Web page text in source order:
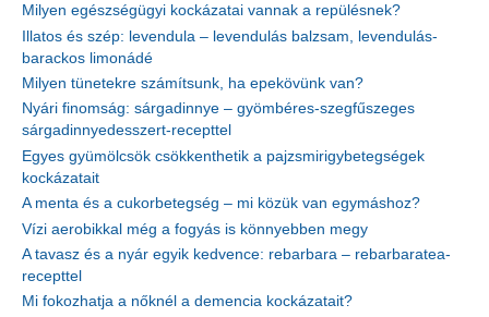
Milyen egészségügyi kockázatai vannak a repülésnek?
Illatos és szép: levendula – levendulás balzsam, levendulás-
barackos limonádé
Milyen tünetekre számítsunk, ha epekövünk van?
Nyári finomság: sárgadinnye – gyömbéres-szegfűszeges
sárgadinnyedesszert-recepttel
Egyes gyümölcsök csökkenthetik a pajzsmirigybetegségek
kockázatait
A menta és a cukorbetegség – mi közük van egymáshoz?
Vízi aerobikkal még a fogyás is könnyebben megy
A tavasz és a nyár egyik kedvence: rebarbara – rebarbaratea-
recepttel
Mi fokozhatja a nőknél a demencia kockázatait?